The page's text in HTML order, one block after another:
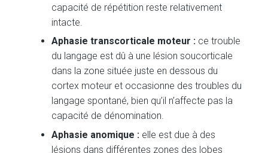
capacité de répétition reste relativement
intacte.
Aphasie transcorticale moteur : ce trouble
du langage est dû à une lésion soucorticale
dans la zone située juste en dessous du
cortex moteur et occasionne des troubles du
langage spontané, bien qu’il n’affecte pas la
capacité de dénomination.
Aphasie anomique : elle est due à des
lésions dans différentes zones des lobes